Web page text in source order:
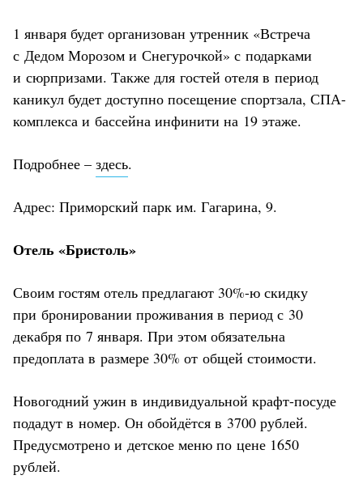
1 января будет организован утренник «Встреча
с Дедом Морозом и Снегурочкой» с подарками
и сюрпризами. Также для гостей отеля в период
каникул будет доступно посещение спортзала, СПА-
комплекса и бассейна инфинити на 19 этаже.
Подробнее – здесь.
Адрес: Приморский парк им. Гагарина, 9.
Отель «Бристоль»
Своим гостям отель предлагают 30%-ю скидку
при бронировании проживания в период с 30
декабря по 7 января. При этом обязательна
предоплата в размере 30% от общей стоимости.
Новогодний ужин в индивидуальной крафт-посуде
подадут в номер. Он обойдётся в 3700 рублей.
Предусмотрено и детское меню по цене 1650
рублей.